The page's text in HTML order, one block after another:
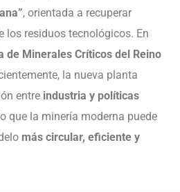
, orientada a recuperar
los residuos tecnológicos. En
de Minerales Críticos del Reino
la nueva planta
entre industria y políticas
que la minería moderna puede
más circular, eficiente y